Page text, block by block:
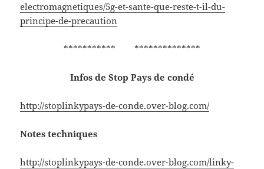
electromagnetiques/5g-et-sante-que-reste-t-il-du-
principe-de-precaution
*********** **************
Infos de Stop Pays de condé
http://stoplinkypays-de-conde.over-blog.com/
Notes techniques
http://stoplinkypays-de-conde.over-blog.com/linky-